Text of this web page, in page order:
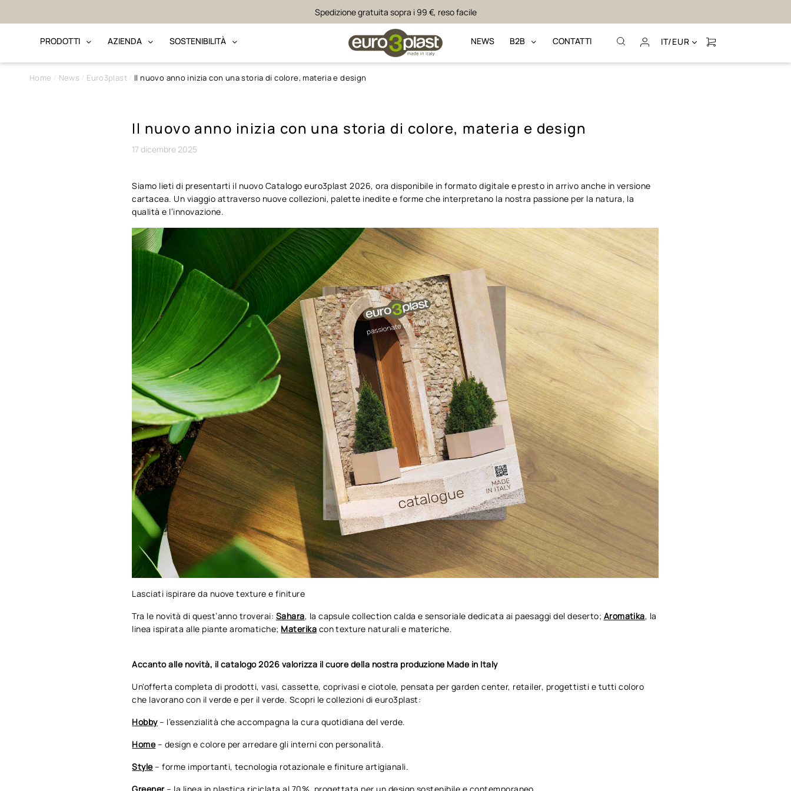
Spedizione gratuita sopra i 99 €, reso facile
PRODOTTI AZIENDA SOSTENIBILITÀ NEWS B2B CONTATTI IT/EUR
Home News Euro3plast Il nuovo anno inizia con una storia di colore, materia e design
Il nuovo anno inizia con una storia di colore, materia e design
17 dicembre 2025
Siamo lieti di presentarti il nuovo Catalogo euro3plast 2026, ora disponibile in formato digitale e presto in arrivo anche in versione
cartacea. Un viaggio attraverso nuove collezioni, palette inedite e forme che interpretano la nostra passione per la natura, la
qualità e l’innovazione.
Lasciati ispirare da nuove texture e finiture
Tra le novità di quest’anno troverai: Sahara, la capsule collection calda e sensoriale dedicata ai paesaggi del deserto; Aromatika, la
linea ispirata alle piante aromatiche; Materika con texture naturali e materiche.
Accanto alle novità, il catalogo 2026 valorizza il cuore della nostra produzione Made in Italy
Un'offerta completa di prodotti, vasi, cassette, coprivasi e ciotole, pensata per garden center, retailer, progettisti e tutti coloro
che lavorano con il verde e per il verde. Scopri le collezioni di euro3plast:
Hobby– l’essenzialità che accompagna la cura quotidiana del verde.
Home– design e colore per arredare gli interni con personalità.
Style– forme importanti, tecnologia rotazionale e finiture artigianali.